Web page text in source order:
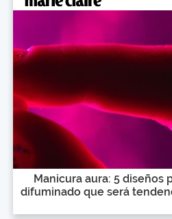
Manicura aura: 5 diseños
difuminado que será